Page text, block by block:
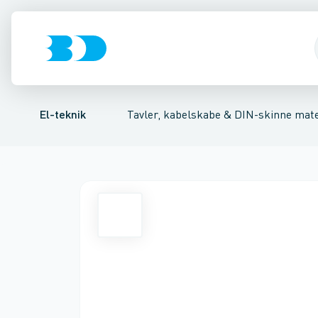
El-teknik Tavler, kabelskabe & DIN-skinne
Afbrydere, stikkontakter & lampeudtag
Tavler, kapsling og rackskabeFordelings-/
Ventilationsplade (indkapsling/skab) Dækplade /